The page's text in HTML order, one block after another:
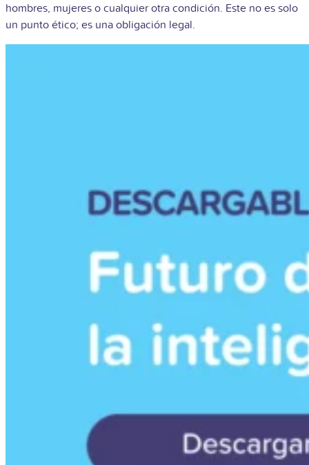
hombres, mujeres o cualquier otra condición. Este no es solo
un punto ético; es una obligación legal.